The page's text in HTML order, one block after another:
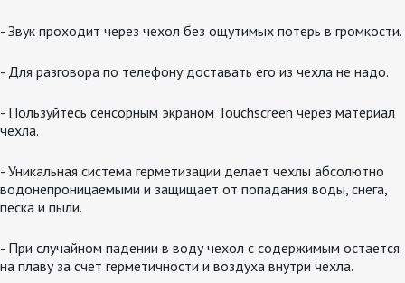
- Звук проходит через чехол без ощутимых потерь в громкости.
- Для разговора по телефону доставать его из чехла не надо.
- Пользуйтесь сенсорным экраном Touchscreen через материал
чехла.
- Уникальная система герметизации делает чехлы абсолютно
водонепроницаемыми и защищает от попадания воды, снега,
песка и пыли.
- При случайном падении в воду чехол с содержимым остается
на плаву за счет герметичности и воздуха внутри чехла.